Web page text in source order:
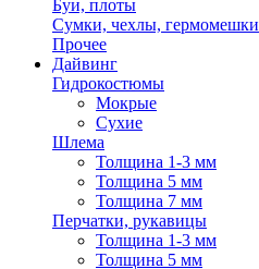
Буи, плоты
Сумки, чехлы, гермомешки
Прочее
Дайвинг
Гидрокостюмы
Мокрые
Сухие
Шлема
Толщина 1-3 мм
Толщина 5 мм
Толщина 7 мм
Перчатки, рукавицы
Толщина 1-3 мм
Толщина 5 мм